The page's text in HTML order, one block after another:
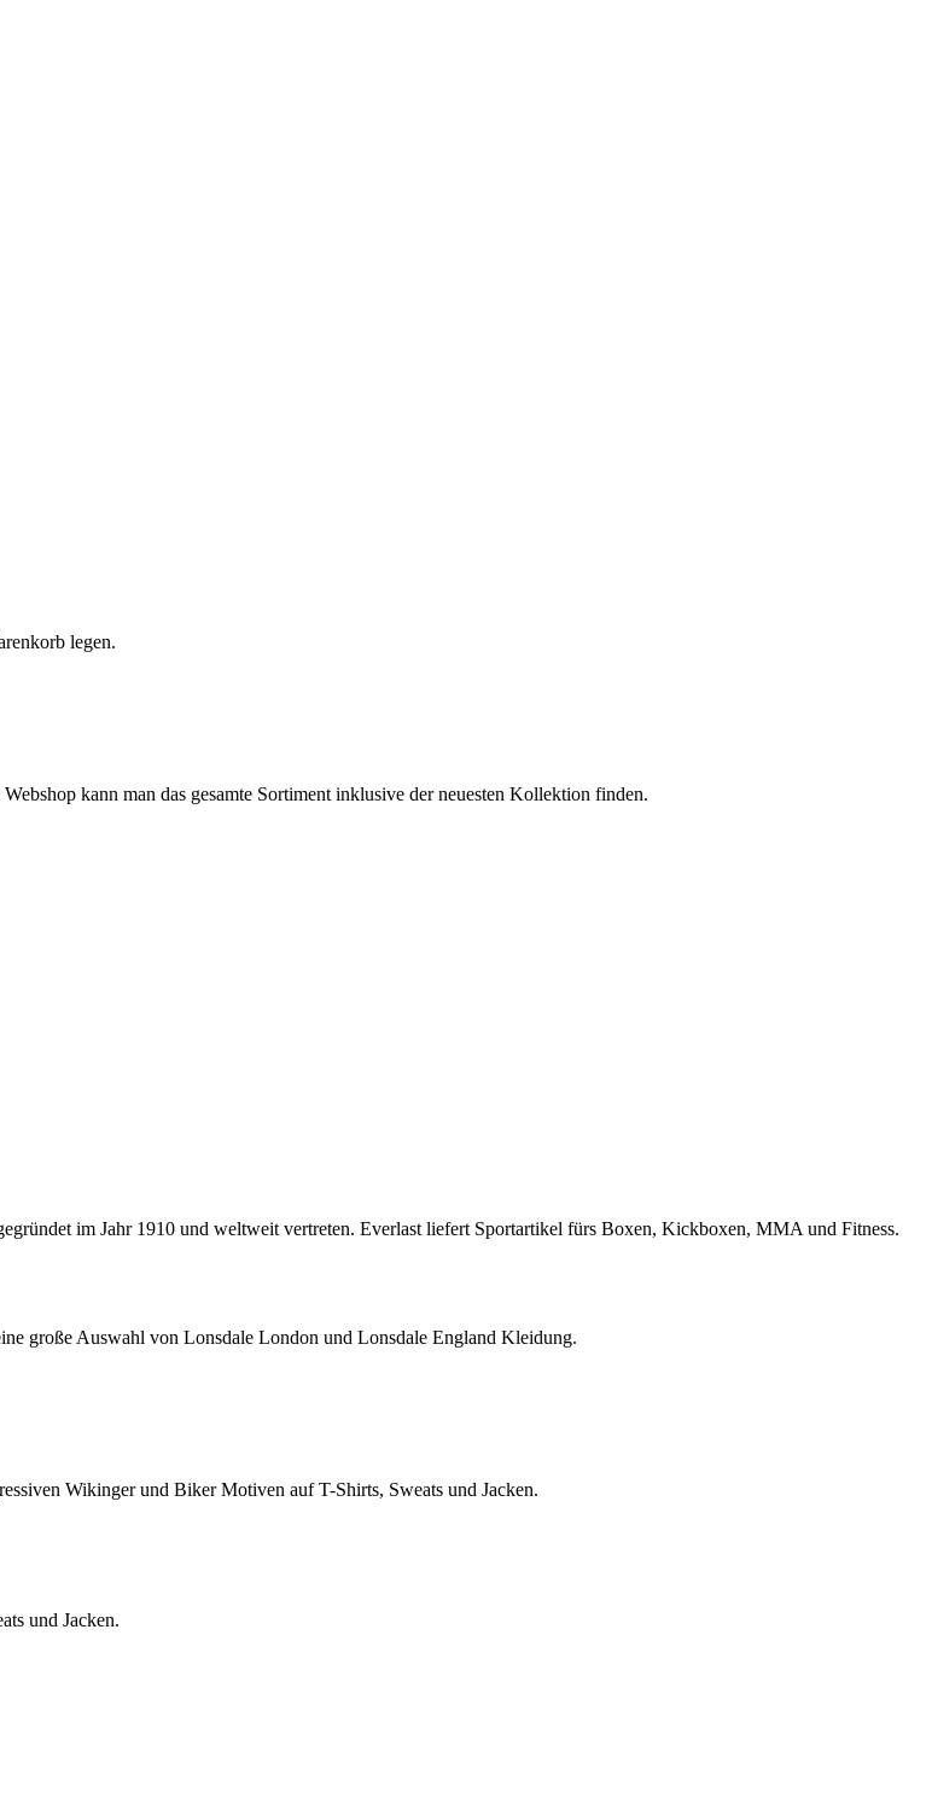
legen.
kann man das gesamte Sortiment inklusive der neuesten Kollektion finden.
im Jahr 1910 und weltweit vertreten. Everlast liefert Sportartikel fürs Boxen, Kickboxen, MMA und Fitness.
große Auswahl von Lonsdale London und Lonsdale England Kleidung.
Wikinger und Biker Motiven auf T-Shirts, Sweats und Jacken.
und Jacken.